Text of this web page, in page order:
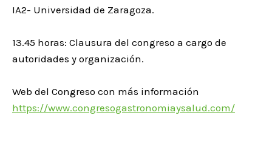
IA2- Universidad de Zaragoza.
13.45 horas: Clausura del congreso a cargo de
autoridades y organización.
Web del Congreso con más información
https://www.congresogastronomiaysalud.com/